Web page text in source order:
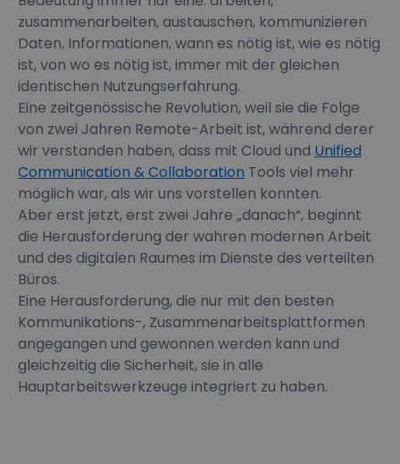
zusammenarbeiten, austauschen, kommunizieren
Daten, Informationen, wann es nötig ist, wie es nötig
ist, von wo es nötig ist, immer mit der gleichen
identischen Nutzungserfahrung.
Eine zeitgenössische Revolution, weil sie die Folge
von zwei Jahren Remote-Arbeit ist, während derer
wir verstanden haben, dass mit Cloud und Unified
Communication & Collaboration Tools viel mehr
möglich war, als wir uns vorstellen konnten.
Aber erst jetzt, erst zwei Jahre „danach“, beginnt
die Herausforderung der wahren modernen Arbeit
und des digitalen Raumes im Dienste des verteilten
Büros.
Eine Herausforderung, die nur mit den besten
Kommunikations-, Zusammenarbeitsplattformen
angegangen und gewonnen werden kann und
gleichzeitig die Sicherheit, sie in alle
Hauptarbeitswerkzeuge integriert zu haben.